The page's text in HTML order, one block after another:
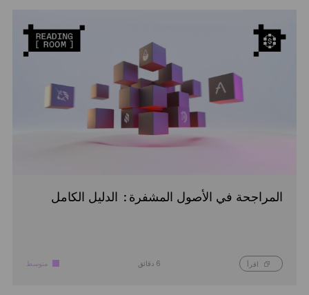
المراجحة في الأصول المشفرة: الدليل الكامل
اقرأ 6 دقائق متوسط